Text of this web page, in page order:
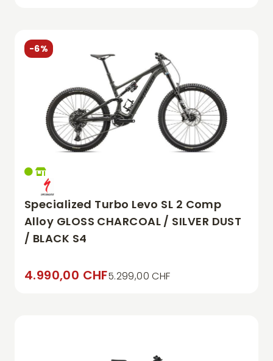
-6%
Specialized Turbo Levo SL 2 Comp
Alloy GLOSS CHARCOAL / SILVER DUST
/ BLACK S4
4.990,00 CHF5.299,00 CHF